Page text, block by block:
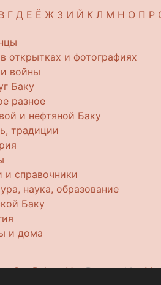
Г Д Е Ё Ж З И Й К Л М Н О П Р
открытках и фотографиях
войны
Баку
разное
и нефтяной Баку
традиции
и справочники
наука, образование
Баку
и дома
Our Baku e.V.• Powered by